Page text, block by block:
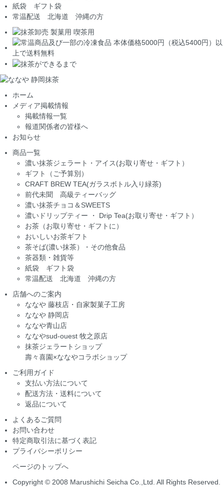
紙袋 ギフト袋
常温配送 北海道 沖縄の方
ホーム
メディア掲載情報
掲載情報一覧
報道関係者の皆様へ
お知らせ
商品一覧
濃い抹茶ジェラート・アイス(お取り寄せ・ギフト）
ギフト（ご予算別）
CRAFT BREW TEA(ガラスボトル入り緑茶)
前代未聞 高級ティーバッグ
濃い抹茶チョコ＆SWEETS
濃いドリップティー ・ Drip Tea(お取り寄せ・ギフト）
お茶（お取り寄せ・ギフトに）
おいしいお茶ギフト
茶そば(濃い抹茶）・その他食品
茶器類・雑貨等
紙袋 ギフト袋
常温配送 北海道 沖縄の方
店舗へのご案内
ななや 藤枝店・自家製菓子工房
ななや 静岡店
ななや青山店
ななやsud-ouest 牧之原店
抹茶ジェラートショップ
壽々喜園×ななやコラボショップ
ご利用ガイド
支払い方法について
配送方法・送料について
返品について
よくあるご質問
お問い合わせ
特定商取引法に基づく表記
プライバシーポリシー
ページのトップへ
Copyright © 2008 Marushichi Seicha Co.,Ltd. All Rights Reserved.